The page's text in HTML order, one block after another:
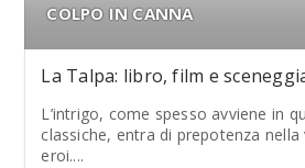
COLPO IN CANNA
La Talpa: libro, film e
L’intrigo, come spesso avviene in
classiche, entra di prepotenza
eroi....